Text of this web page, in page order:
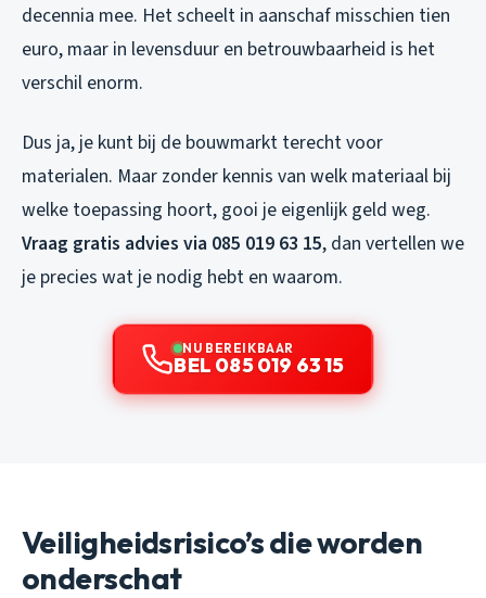
decennia mee. Het scheelt in aanschaf misschien tien
euro, maar in levensduur en betrouwbaarheid is het
verschil enorm.
Dus ja, je kunt bij de bouwmarkt terecht voor
materialen. Maar zonder kennis van welk materiaal bij
welke toepassing hoort, gooi je eigenlijk geld weg.
Vraag gratis advies via 085 019 63 15, dan vertellen we
je precies wat je nodig hebt en waarom.
NU BEREIKBAAR
BEL 085 019 63 15
Veiligheidsrisico’s die worden
onderschat